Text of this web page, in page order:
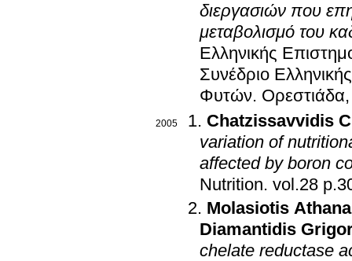
διεργασιών που
μεταβολισμό του
Ελληνικής
Συνέδριο
Φυτών.
2005 Chatzissavvidis C
variation of
affected by boron
Nutrition.
Molasiotis
Diamantidis
chelate reductase